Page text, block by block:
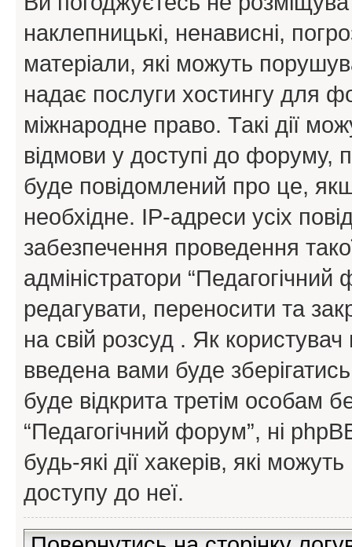
наклепницькі, ненависні,
матеріали, які можуть
надає послуги хостингу для
міжнародне право. Такі дії
відмови у доступі до форуму,
буде повідомлений про це,
необхідне. IP-адреси усіх
забезпечення проведення
адміністратори
редагувати, переносити та
на свій розсуд . Як
введена вами буде
буде відкрита третім особам
“Педагогічний форум”, ні
будь-які дії хакерів, які
доступу до неї.